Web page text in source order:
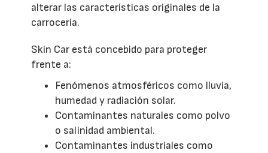
alterar las características originales de la
carrocería.
Skin Car está concebido para proteger
frente a:
Fenómenos atmosféricos como lluvia,
humedad y radiación solar.
Contaminantes naturales como polvo
o salinidad ambiental.
Contaminantes industriales como